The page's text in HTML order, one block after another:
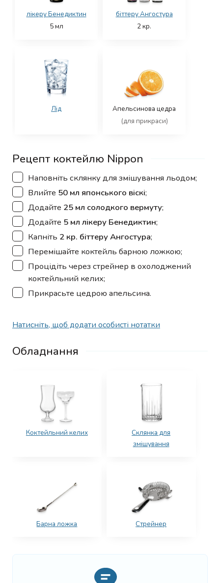
лікеру Бенедиктин
5мл
біттеру Ангостура
2кр.
Лід
Апельсинова цедра
(для прикраси)
Рецепт коктейлю Nippon
▢
Наповніть склянку для змішування льодом;
▢
Влийте 50 мл японського віскі;
▢
Додайте 25 мл солодкого вермуту;
▢
Додайте 5 мл лікеру Бенедиктин;
▢
Капніть 2 кр. біттеру Ангостура;
▢
Перемішайте коктейль барною ложкою;
▢
Процідіть через стрейнер в охолоджений
коктейльний келих;
▢
Прикрасьте цедрою апельсина.
Натисніть, щоб додати особисті нотатки
Обладнання
Коктейльний келих
Склянка для
змішування
Барна ложка Стрейнер